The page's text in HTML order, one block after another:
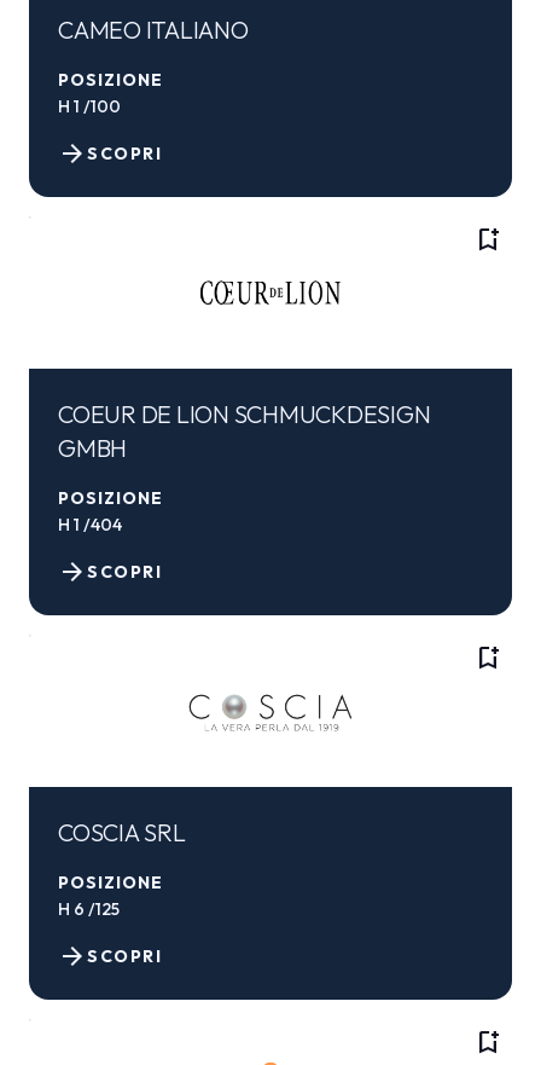
CAMEO ITALIANO
POSIZIONE
H 1 /100
SCOPRI
arrow_forward
bookmark_add
COEUR DE LION SCHMUCKDESIGN
GMBH
POSIZIONE
H 1 /404
SCOPRI
arrow_forward
bookmark_add
COSCIA SRL
POSIZIONE
H 6 /125
SCOPRI
arrow_forward
bookmark_add